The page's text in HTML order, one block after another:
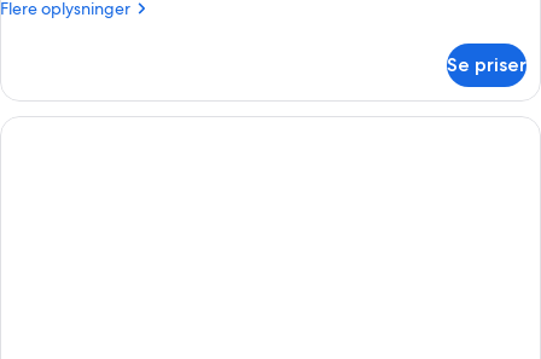
Flere oplysninger
Flere
Se priser